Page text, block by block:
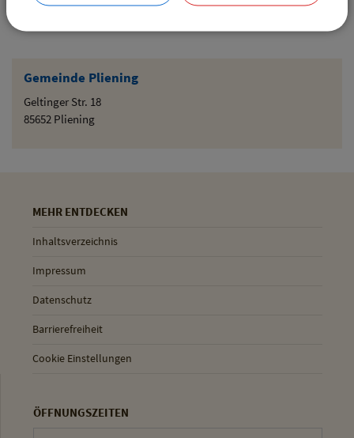
Gemeinde Pliening
Geltinger Str. 18
85652 Pliening
MEHR ENTDECKEN
Inhaltsverzeichnis
Impressum
Datenschutz
Barrierefreiheit
Cookie Einstellungen
ÖFFNUNGSZEITEN